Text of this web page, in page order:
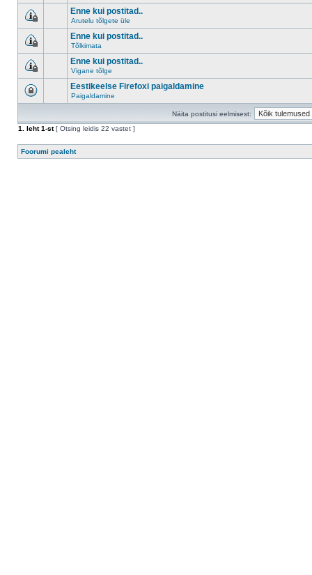
Enne kui postitad..
Arutelu tõlgete üle
Enne kui postitad..
Tõlkimata
Enne kui postitad..
Vigane tõlge
Eestikeelse Firefoxi paigaldamine
Paigaldamine
Näita postitusi eelmisest:
1
. leht1-st[ Otsing leidis 22 vastet ]
Foorumi pealeht